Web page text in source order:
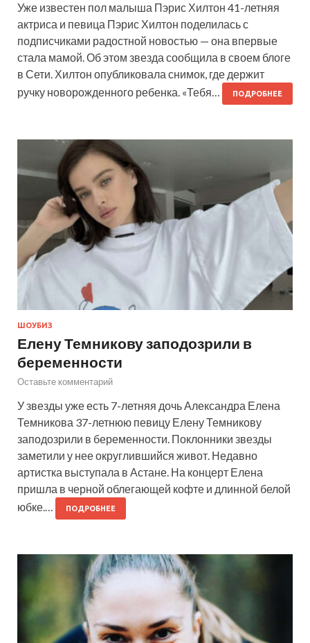
Уже известен пол малыша Пэрис Хилтон 41-летняя
актриса и певица Пэрис Хилтон поделилась с
подписчиками радостной новостью — она впервые
стала мамой. Об этом звезда сообщила в своем блоге
в Сети. Хилтон опубликовала снимок, где держит
ручку новорожденного ребенка. «Тебя…
ПОДРОБНЕЕ
ШОУБИЗ
Елену Темникову заподозрили в
беременности
Оставьте комментарий
У звезды уже есть 7-летняя дочь Александра Елена
Темникова 37-летнюю певицу Елену Темникову
заподозрили в беременности. Поклонники звезды
заметили у нее округлившийся живот. Недавно
артистка выступала в Астане. На концерт Елена
пришла в черной облегающей кофте и длинной белой
юбке.…
ПОДРОБНЕЕ